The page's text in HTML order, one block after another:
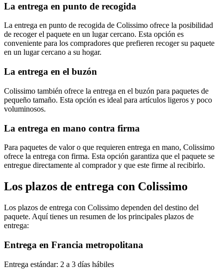
La entrega en punto de recogida
La entrega en punto de recogida de Colissimo ofrece la posibilidad
de recoger el paquete en un lugar cercano. Esta opción es
conveniente para los compradores que prefieren recoger su paquete
en un lugar cercano a su hogar.
La entrega en el buzón
Colissimo también ofrece la entrega en el buzón para paquetes de
pequeño tamaño. Esta opción es ideal para artículos ligeros y poco
voluminosos.
La entrega en mano contra firma
Para paquetes de valor o que requieren entrega en mano, Colissimo
ofrece la entrega con firma. Esta opción garantiza que el paquete se
entregue directamente al comprador y que este firme al recibirlo.
Los plazos de entrega con Colissimo
Los plazos de entrega con Colissimo dependen del destino del
paquete. Aquí tienes un resumen de los principales plazos de
entrega:
Entrega en Francia metropolitana
Entrega estándar: 2 a 3 días hábiles